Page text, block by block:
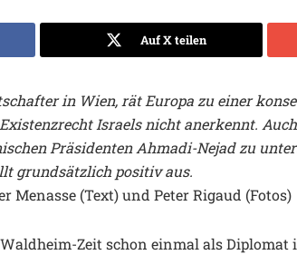
Auf X teilen
in Wien, rät Europa zu einer
Israels nicht anerkennt.
Präsidenten Ahmadi-Nejad zu
grundsätzlich positiv aus.
Menasse (Text) und Peter Rigaud (Fotos)
Zeit schon einmal als Diplomat